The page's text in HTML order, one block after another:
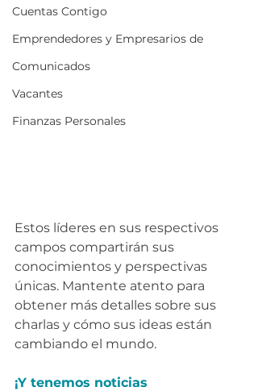
Cuentas Contigo
Emprendedores y Empresarios de
Comunicados
Vacantes
Finanzas Personales
Estos líderes en sus respectivos
campos compartirán sus
conocimientos y perspectivas
únicas. Mantente atento para
obtener más detalles sobre sus
charlas y cómo sus ideas están
cambiando el mundo.
¡Y tenemos noticias